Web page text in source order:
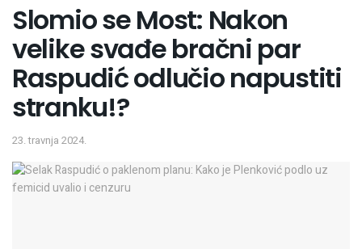
Slomio se Most: Nakon
velike svađe bračni par
Raspudić odlučio napustiti
stranku!?
23. travnja 2024.